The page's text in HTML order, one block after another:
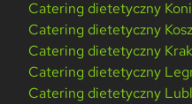
Catering dietetyczny
Catering dietetyczny
Catering dietetyczny
Catering dietetyczny
Catering dietetyczny